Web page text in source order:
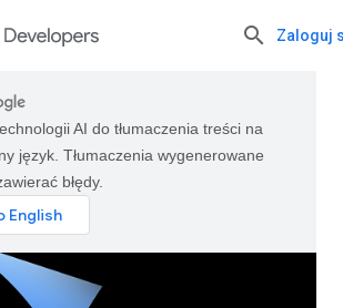
Zaloguj
AI do tłumaczenia treści na
język. Tłumaczenia wygenerowane
błędy.